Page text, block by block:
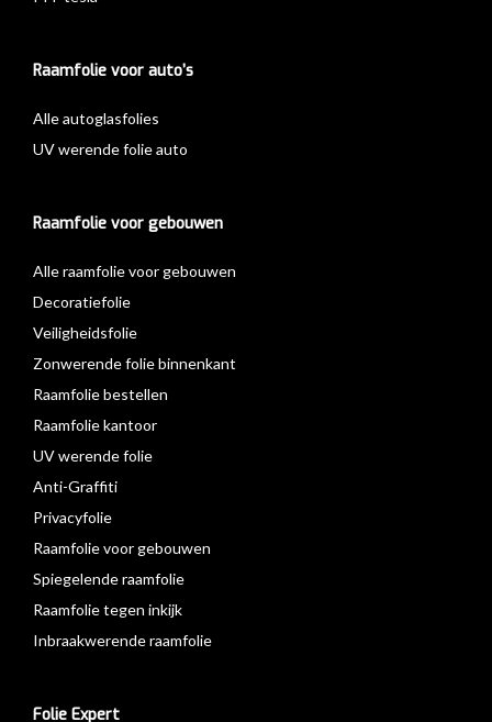
Raamfolie voor auto’s
Alle autoglasfolies
UV werende folie auto
Raamfolie voor gebouwen
Alle raamfolie voor gebouwen
Decoratiefolie
Veiligheidsfolie
Zonwerende folie binnenkant
Raamfolie bestellen
Raamfolie kantoor
UV werende folie
Anti-Graffiti
Privacyfolie
Raamfolie voor gebouwen
Spiegelende raamfolie
Raamfolie tegen inkijk
Inbraakwerende raamfolie
Folie Expert